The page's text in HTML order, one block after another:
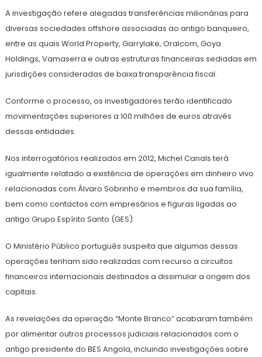
A investigação refere alegadas transferências milionárias para
diversas sociedades offshore associadas ao antigo banqueiro,
entre as quais World Property, Garrylake, Oralcom, Goya
Holdings, Vamaserra e outras estruturas financeiras sediadas em
jurisdições consideradas de baixa transparência fiscal.
Conforme o processo, os investigadores terão identificado
movimentações superiores a 100 milhões de euros através
dessas entidades.
Nos interrogatórios realizados em 2012, Michel Canals terá
igualmente relatado a existência de operações em dinheiro vivo
relacionadas com Álvaro Sobrinho e membros da sua família,
bem como contactos com empresários e figuras ligadas ao
antigo Grupo Espírito Santo (GES).
O Ministério Público português suspeita que algumas dessas
operações tenham sido realizadas com recurso a circuitos
financeiros internacionais destinados a dissimular a origem dos
capitais.
As revelações da operação “Monte Branco” acabaram também
por alimentar outros processos judiciais relacionados com o
antigo presidente do BES Angola, incluindo investigações sobre